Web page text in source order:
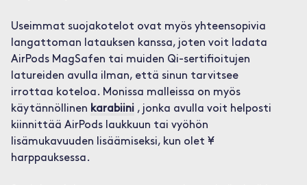
Useimmat suojakotelot ovat myös yhteensopivia
langattoman latauksen kanssa, joten voit ladata
AirPods MagSafen tai muiden Qi-sertifioitujen
latureiden avulla ilman, että sinun tarvitsee
irrottaa koteloa. Monissa malleissa on myös
käytännöllinen karabiini, jonka avulla voit helposti
kiinnittää AirPods laukkuun tai vyöhön
lisämukavuuden lisäämiseksi, kun olet ¥
harppauksessa.